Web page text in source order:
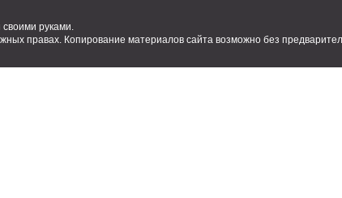
руками.
правах. Копирование материалов сайта возможно без